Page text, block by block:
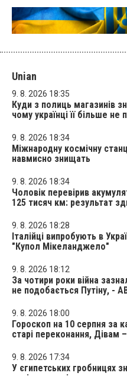
Unian
9. 8. 2026 18:35
Куди з полиць магазинів
чому українці її більше не
9. 8. 2026 18:34
Міжнародну космічну
навмисно знищать
9. 8. 2026 18:34
Чоловік перевірив
125 тисяч км: результат
9. 8. 2026 18:28
Італійці випробують в
"Купол Мікеланджело"
9. 8. 2026 18:12
За чотири роки війна
не подобається Путіну, -
9. 8. 2026 18:00
Гороскоп на 10 серпня за
старі переконання, Дівам –
9. 8. 2026 17:34
У єгипетських гробницях